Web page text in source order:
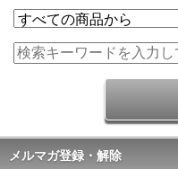
メルマガ登録・解除